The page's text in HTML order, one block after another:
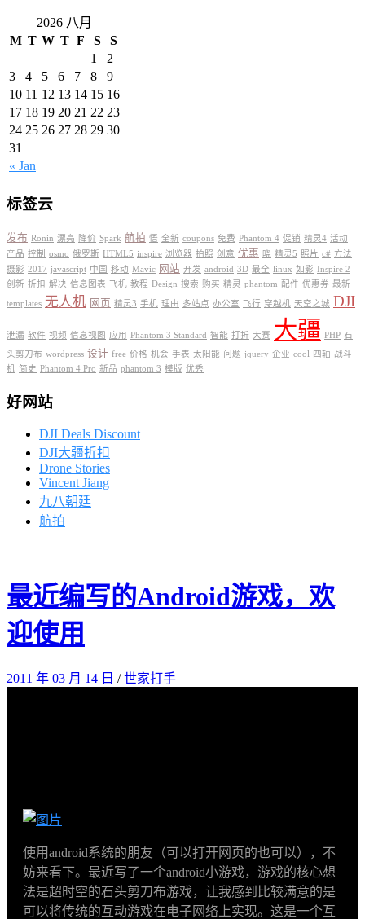
2026 八月
M T W T F S S
« Jan
1
2
3
4 5 6 7 8
9
10 11 12 13 14 15 16
17 18 19 20 21 22 23
24 25 26 27 28 29 30
31
标签云
发布 Ronin 漂亮 降价 Spark 航拍 悟 全新 coupons 免费 Phantom 4 促销 精灵4 活动
产品 控制 osmo 俄罗斯 HTML5 inspire 浏览器 拍照 创意 优惠 晓 精灵5 照片 c# 方法
摄影 2017 javascript 中国 移动 Mavic 网站 开发 android 3D 最全 linux 如影 Inspire 2
创新 折扣 解决 信息图表 飞机 教程 Design 搜索 购买 精灵 phantom 配件 优惠券 最新
templates 无人机 网页 精灵3 手机 理由 多站点 办公室 飞行 穿越机 天空之城 DJI
泄漏 软件 视频 信息视图 应用 Phantom 3 Standard 智能 打折 大赛 大疆 PHP 石
头剪刀布 wordpress 设计 free 价格 机会 手表 太阳能 问题 jquery 企业 cool 四轴 战斗
机 简史 Phantom 4 Pro 新品 phantom 3 模版 优秀
好网站
DJI Deals Discount
DJI大疆折扣
Drone Stories
Vincent Jiang
九八朝廷
航拍
最近编写的Android游戏，欢
迎使用
2011 年 03 月 14 日 /世家打手
使用android系统的朋友（可以打开网页的也可以），不
妨来看下。最近写了一个android小游戏，游戏的核心想
法是超时空的石头剪刀布游戏，让我感到比较满意的是
可以将传统的互动游戏在电子网络上实现。这是一个互